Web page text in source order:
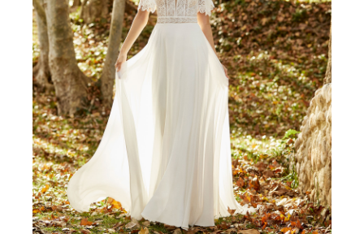
Le Dépôt-vente / La Location :
La réponse aux attentes des futures mariées
audacieuses et écosensibles qui souhaitent se
faire plaisir sans culpabiliser.
Simple, pratique et responsable : offrez une
seconde vie à votre précieuse tenue...
Découvrez une multitude de styles, de modèles
et de tailles de robes de mariée d’occasion et
neuves.